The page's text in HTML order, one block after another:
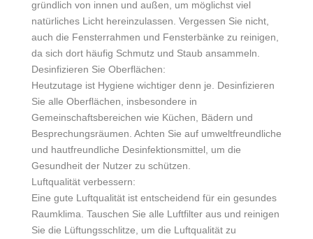
gründlich von innen und außen, um möglichst viel
natürliches Licht hereinzulassen. Vergessen Sie nicht,
auch die Fensterrahmen und Fensterbänke zu reinigen,
da sich dort häufig Schmutz und Staub ansammeln.
Desinfizieren Sie Oberflächen:
Heutzutage ist Hygiene wichtiger denn je. Desinfizieren
Sie alle Oberflächen, insbesondere in
Gemeinschaftsbereichen wie Küchen, Bädern und
Besprechungsräumen. Achten Sie auf umweltfreundliche
und hautfreundliche Desinfektionsmittel, um die
Gesundheit der Nutzer zu schützen.
Luftqualität verbessern:
Eine gute Luftqualität ist entscheidend für ein gesundes
Raumklima. Tauschen Sie alle Luftfilter aus und reinigen
Sie die Lüftungsschlitze, um die Luftqualität zu